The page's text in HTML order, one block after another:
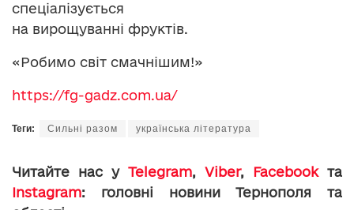
спеціалізується
на вирощуванні фруктів.
«Робимо світ смачнішим!»
https://fg-gadz.com.ua/
Теги: Сильні разом українська література
Читайте нас у Telegram, Viber, Facebookта
Instagram: головні новини Тернополя та